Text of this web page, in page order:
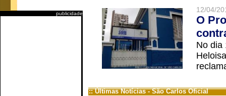
publicidade 12/04/
O
No dia
:: Últimas Notícias - São Carlos Oficial